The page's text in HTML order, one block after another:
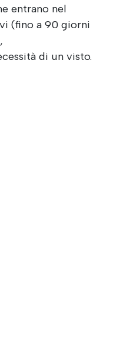
entrano nel
(fino a 90 giorni
di un visto.